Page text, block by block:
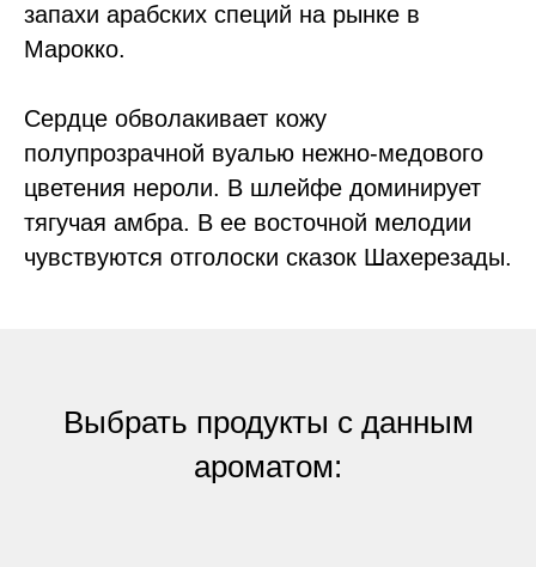
запахи арабских специй на рынке в
Марокко.
Сердце обволакивает кожу
полупрозрачной вуалью нежно-медового
цветения нероли. В шлейфе доминирует
тягучая амбра. В ее восточной мелодии
чувствуются отголоски сказок Шахерезады.
Выбрать продукты с данным
ароматом: